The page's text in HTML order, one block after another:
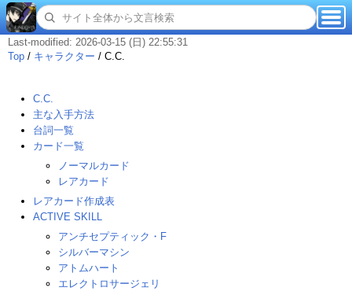
Last-modified: 2026-03-15 (日) 22:55:31
Top / キャラクター / C.C.
C.C.
主な入手方法
台詞一覧
カード一覧
ノーマルカード
レアカード
レアカード作成表
ACTIVE SKILL
アンチセプティック・F
シルバーマシン
アトムハート
エレクトロサージェリ